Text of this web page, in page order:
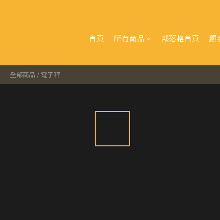
首頁 所有商品 部落格首頁 顧
全部商品 / 電子秤